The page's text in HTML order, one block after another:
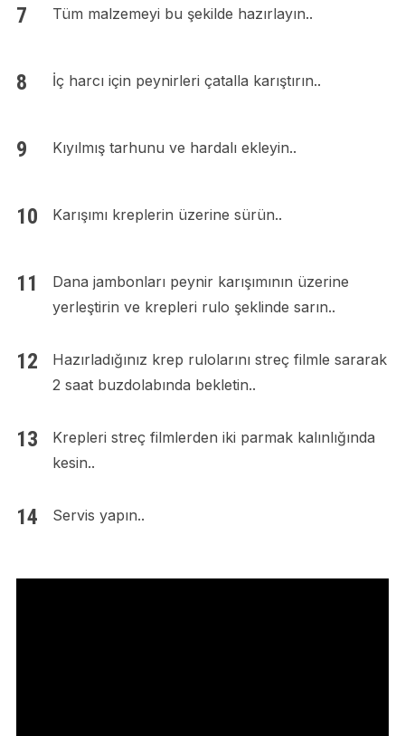
Tüm malzemeyi bu şekilde hazırlayın..
İç harcı için peynirleri çatalla karıştırın..
Kıyılmış tarhunu ve hardalı ekleyin..
Karışımı kreplerin üzerine sürün..
Dana jambonları peynir karışımının üzerine
yerleştirin ve krepleri rulo şeklinde sarın..
Hazırladığınız krep rulolarını streç filmle sararak
2 saat buzdolabında bekletin..
Krepleri streç filmlerden iki parmak kalınlığında
kesin..
Servis yapın..